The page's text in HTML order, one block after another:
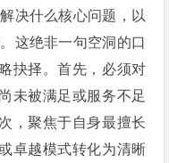
决什么核心问题，以
这绝非一句空洞的口
抉择。首先，必须对
未被满足或服务不足
，聚焦于自身最擅长
卓越模式转化为清晰